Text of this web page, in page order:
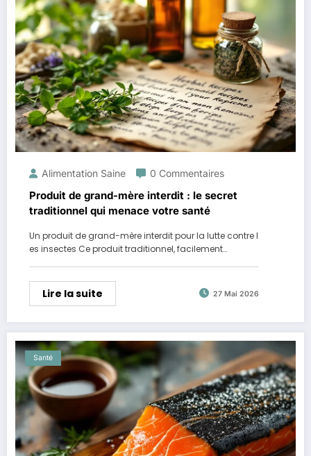
Alimentation Saine 0 Commentaires
Produit de grand-mère interdit : le secret
traditionnel qui menace votre santé
Un produit de grand-mère interdit pour la lutte contre l
es insectes Ce produit traditionnel, facilement…
Lire la suite 27 Mai 2026
Santé